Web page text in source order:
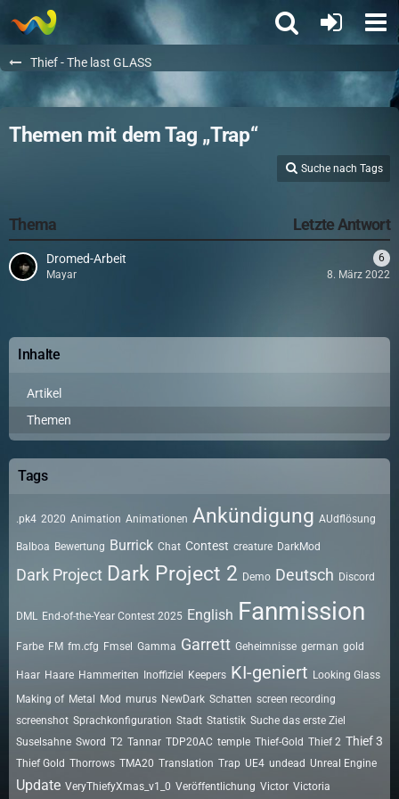
Thief - The last GLASS
Themen mit dem Tag „Trap“
Suche nach Tags
Thema Letzte Antwort
Dromed-Arbeit
6
Mayar
8. März 2022
Inhalte
Artikel
Themen
Tags
.pk4 2020 Animation Animationen Ankündigung AUdflösung
Balboa Bewertung Burrick Chat Contest creature DarkMod
Dark Project Dark Project 2 Demo Deutsch Discord
DML End-of-the-Year Contest 2025 English Fanmission
Farbe FM fm.cfg Fmsel Gamma Garrett Geheimnisse german gold
Haar Haare Hammeriten Inoffiziel Keepers KI-geniert Looking Glass
Making of Metal Mod murus NewDark Schatten screen recording
screenshot Sprachkonfiguration Stadt Statistik Suche das erste Ziel
Suselsahne Sword T2 Tannar TDP20AC temple Thief-Gold Thief 2 Thief 3
Thief Gold Thorrows TMA20 Translation Trap UE4 undead Unreal Engine
Update VeryThiefyXmas_v1_0 Veröffentlichung Victor Victoria